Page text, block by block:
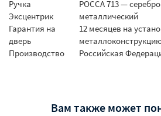
Ручка
РОССА 713 — серебро
Эксцентрик
металлический
Гарантия на
дверь
12 месяцев на
Производство
Российская
Вам также может